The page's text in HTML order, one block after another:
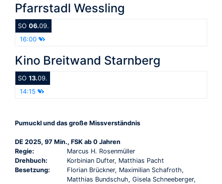
Pfarrstadl Wessling
SO 06.09.
16:00
Kino Breitwand Starnberg
SO 13.09.
14:15
Pumuckl und das große Missverständnis
DE 2025, 97 Min., FSK ab 0 Jahren
Regie:
Marcus H. Rosenmüller
Drehbuch:
Korbinian Dufter, Matthias Pacht
Besetzung:
Florian Brückner, Maximilian Schafroth,
Matthias Bundschuh, Gisela Schneeberger,